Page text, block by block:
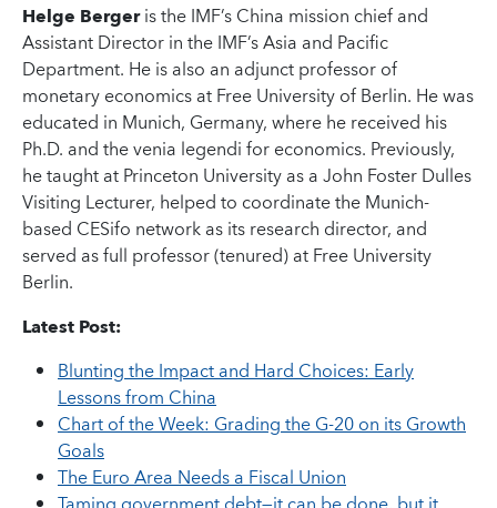
Helge Bergeris the IMF’s China mission chief and
Assistant Director in the IMF’s Asia and Pacific
Department. He is also an adjunct professor of
monetary economics at Free University of Berlin. He was
educated in Munich, Germany, where he received his
Ph.D. and the venia legendi for economics. Previously,
he taught at Princeton University as a John Foster Dulles
Visiting Lecturer, helped to coordinate the Munich-
based CESifo network as its research director, and
served as full professor (tenured) at Free University
Berlin.
Latest Post:
Blunting the Impact and Hard Choices: Early
Lessons from China
Chart of the Week: Grading the G-20 on its Growth
Goals
The Euro Area Needs a Fiscal Union